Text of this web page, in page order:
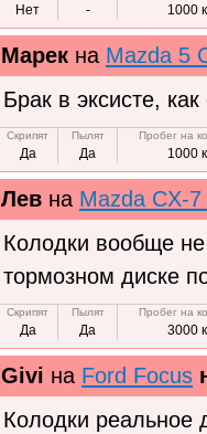
Нет - 1000
Марек на Mazda 5
Брак в эксисте,
Скрипят
Да
Пылят
Да
Пробег на
1000
Лев на Mazda CX-7
Колодки вообще
тормозном диске
Скрипят
Да
Пылят
Да
Пробег на
3000
Givi на Ford Focus
Колодки реальное